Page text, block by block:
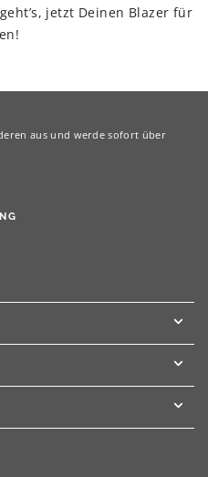
jetzt Deinen Blazer für
aus und werde sofort über